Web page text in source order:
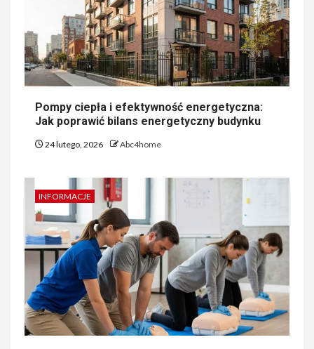
Pompy ciepła i efektywność energetyczna:
Jak poprawić bilans energetyczny budynku
24 lutego, 2026 Abc4home
INFORMACJE